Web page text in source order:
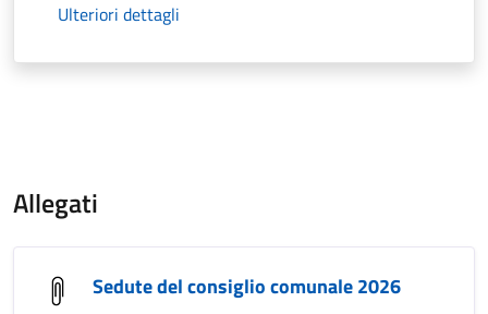
Ulteriori dettagli
Allegati
Sedute del consiglio comunale 2026